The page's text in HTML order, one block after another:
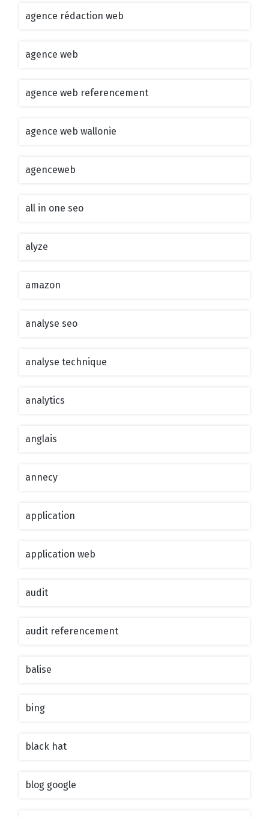
agence rédaction web
agence web
agence web referencement
agence web wallonie
agenceweb
all in one seo
alyze
amazon
analyse seo
analyse technique
analytics
anglais
annecy
application
application web
audit
audit referencement
balise
bing
black hat
blog google